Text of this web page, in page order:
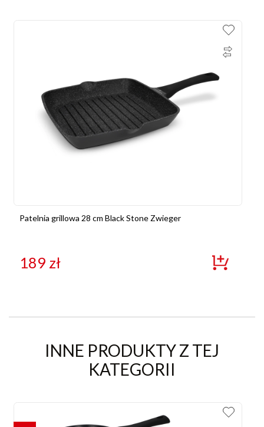
Patelnia grillowa 28 cm Black Stone Zwieger
189 zł
INNE PRODUKTY Z TEJ
KATEGORII